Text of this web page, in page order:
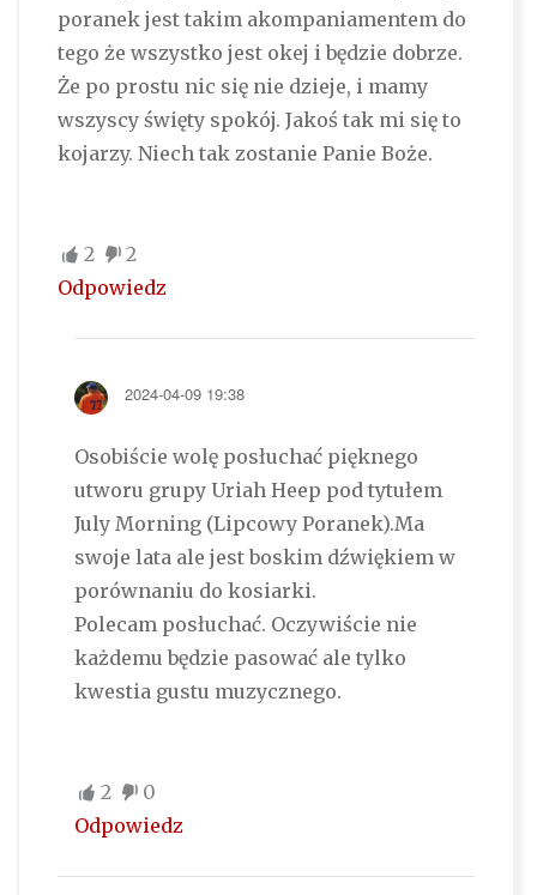
poranek jest takim akompaniamentem do
tego że wszystko jest okej i będzie dobrze.
Że po prostu nic się nie dzieje, i mamy
wszyscy święty spokój. Jakoś tak mi się to
kojarzy. Niech tak zostanie Panie Boże.
2
2
Odpowiedz
2024-04-09 19:38
Osobiście wolę posłuchać pięknego
utworu grupy Uriah Heep pod tytułem
July Morning (Lipcowy Poranek).Ma
swoje lata ale jest boskim dźwiękiem w
porównaniu do kosiarki.
Polecam posłuchać. Oczywiście nie
każdemu będzie pasować ale tylko
kwestia gustu muzycznego.
2
0
Odpowiedz